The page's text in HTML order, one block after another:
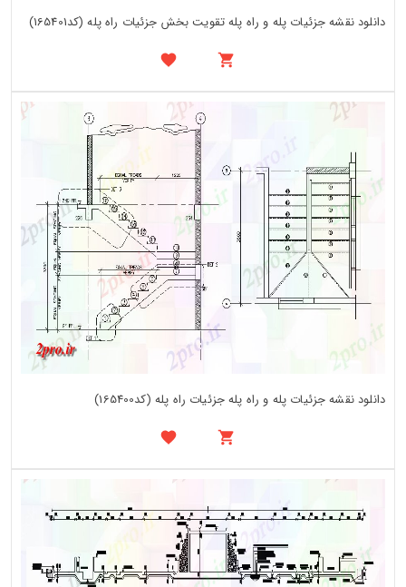
دانلود نقشه جزئیات پله و راه پله تقویت بخش جزئیات راه پله (کد165401)
دانلود نقشه جزئیات پله و راه پله جزئیات راه پله (کد165400)